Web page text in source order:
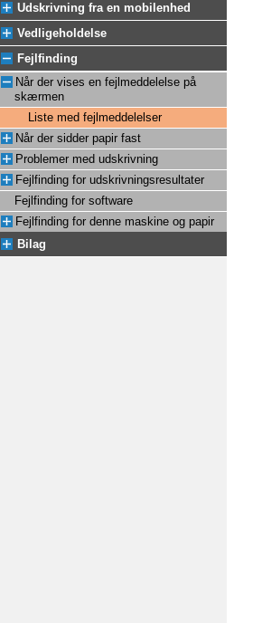
Udskrivning fra en mobilenhed
Vedligeholdelse
Fejlfinding
Når der vises en fejlmeddelelse på
skærmen
Liste med fejlmeddelelser
Når der sidder papir fast
Problemer med udskrivning
Fejlfinding for udskrivningsresultater
Fejlfinding for software
Fejlfinding for denne maskine og papir
Bilag